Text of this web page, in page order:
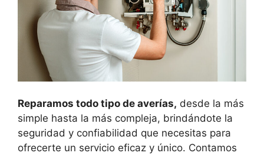
Reparamos todo tipo de averías, desde la más
simple hasta la más compleja, brindándote la
seguridad y confiabilidad que necesitas para
ofrecerte un servicio eficaz y único. Contamos